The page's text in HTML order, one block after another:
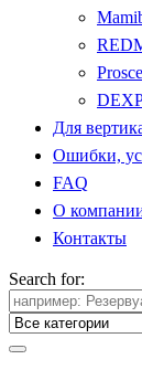
Для
Ошибки,
FAQ
О
Контакты
Search for: